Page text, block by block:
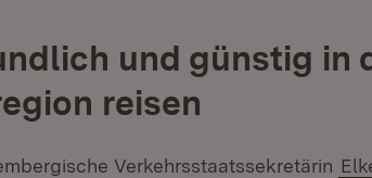
und günstig in
reisen
Verkehrsstaatssekretärin